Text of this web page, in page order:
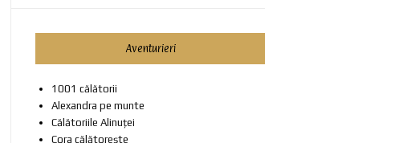
Aventurieri
1001 călătorii
Alexandra pe munte
Călătoriile Alinuței
Cora călătorește